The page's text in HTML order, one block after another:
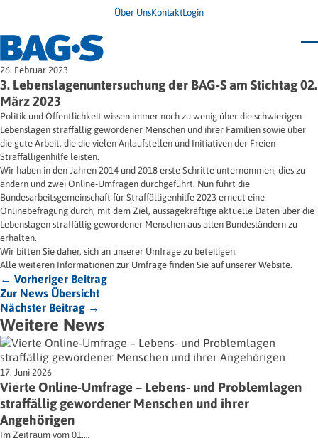
Über UnsKontaktLogin
Bundestagung 2026
Wo finde ich Hilfe?
News
Termine
Veröffentlichungen
Infodienst
Wegweiser
Jugendbroschüre
Impulse
Presse & Stellungnahmen
Newsletter
Unsere Themen
Angehörige
Ersatzfreiheitsstrafe
Freie Straffälligenhilfe
Gesundheit
Migration
Frauen
Wohnen
26. Februar 2023
3. Lebenslagenuntersuchung der BAG-S am Stichtag 02.
März 2023
Politik und Öffentlichkeit wissen immer noch zu wenig über die schwierigen
Lebenslagen straffällig gewordener Menschen und ihrer Familien sowie über
die gute Arbeit, die die vielen Anlaufstellen und Initiativen der Freien
Straffälligenhilfe leisten.
Wir haben in den Jahren 2014 und 2018 erste Schritte unternommen, dies zu
ändern und zwei Online-Umfragen durchgeführt. Nun führt die
Bundesarbeitsgemeinschaft für Straffälligenhilfe 2023 erneut eine
Onlinebefragung durch, mit dem Ziel, aussagekräftige aktuelle Daten über die
Lebenslagen straffällig gewordener Menschen aus allen Bundesländern zu
erhalten.
Wir bitten Sie daher, sich an unserer Umfrage zu beteiligen.
Alle weiteren Informationen zur Umfrage finden Sie auf unserer Website.
← Vorheriger Beitrag
Zur News Übersicht
Nächster Beitrag →
Weitere News
17. Juni 2026
Vierte Online-Umfrage – Lebens- und Problemlagen
straffällig gewordener Menschen und ihrer
Angehörigen
Im Zeitraum vom 01.…